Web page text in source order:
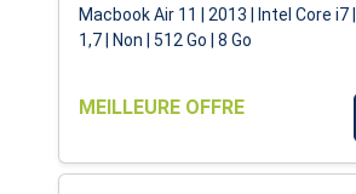
Macbook Air 11 | 2013 | Intel Core i7 |
1,7 | Non | 512 Go | 8 Go
MEILLEURE OFFRE